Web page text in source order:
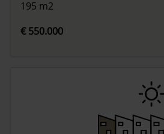
195 m2
€ 550.000